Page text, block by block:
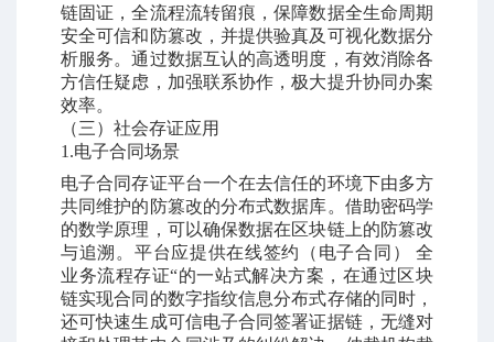
链固证，全流程流转留痕，保障数据全生命周期
安全可信和防篡改，并提供验真及可视化数据分
析服务。通过数据互认的高透明度，有效消除各
方信任疑虑，加强联系协作，极大提升协同办案
效率。
（三）社会存证应用
1.电子合同场景
电子合同存证平台一个在去信任的环境下由多方
共同维护的防篡改的分布式数据库。借助密码学
的数学原理，可以确保数据在区块链上的防篡改
与追溯。平台应提供在线签约（电子合同）
全
业务流程存证“的一站式解决方案，在通过区块
链实现合同的数字指纹信息分布式存储的同时，
还可快速生成可信电子合同签署证据链，无缝对